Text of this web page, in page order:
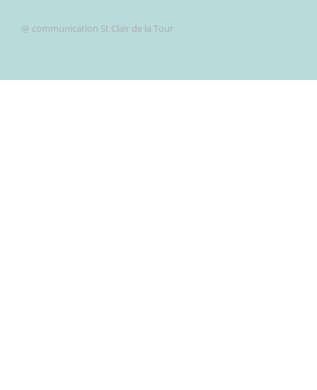
@ communication St Clair de la Tour